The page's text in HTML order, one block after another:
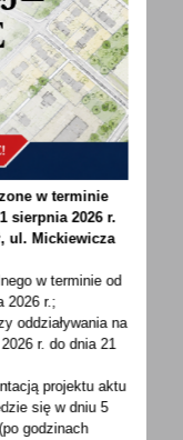
w terminie
sierpnia 2026 r.
ul. Mickiewicza
w terminie od
2026 r.;
oddziaływania na
r. do dnia 21
projektu aktu
się w dniu 5
godzinach